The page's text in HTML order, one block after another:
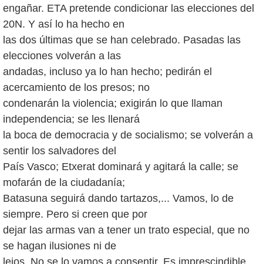
engañar. ETA pretende condicionar las elecciones del
20N. Y así lo ha hecho en
las dos últimas que se han celebrado. Pasadas las
elecciones volverán a las
andadas, incluso ya lo han hecho; pedirán el
acercamiento de los presos; no
condenarán la violencia; exigirán lo que llaman
independencia; se les llenará
la boca de democracia y de socialismo; se volverán a
sentir los salvadores del
País Vasco; Etxerat dominará y agitará la calle; se
mofarán de la ciudadanía;
Batasuna seguirá dando tartazos,... Vamos, lo de
siempre. Pero si creen que por
dejar las armas van a tener un trato especial, que no
se hagan ilusiones ni de
lejos. No se lo vamos a consentir. Es imprescindible